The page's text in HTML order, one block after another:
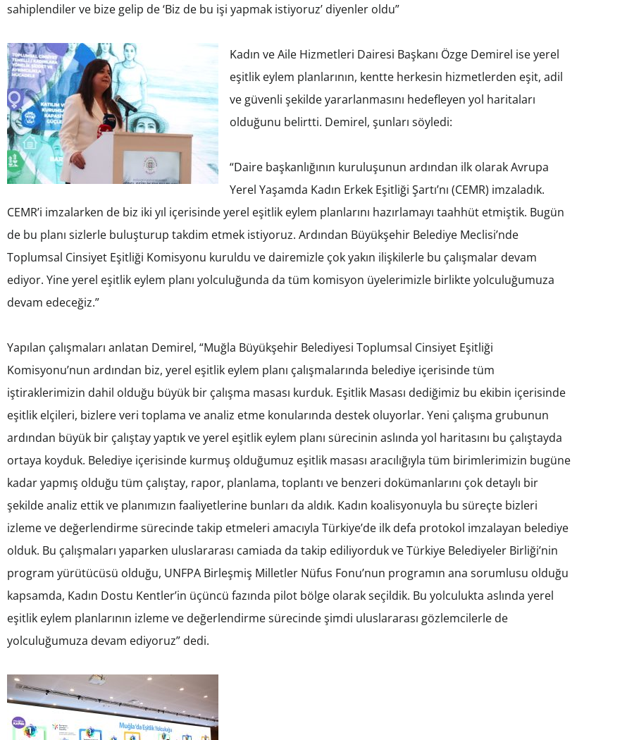
sahiplendiler ve bize gelip de ‘Biz de bu işi yapmak istiyoruz’ diyenler oldu”
Kadın ve Aile Hizmetleri Dairesi Başkanı Özge Demirel ise yerel
eşitlik eylem planlarının, kentte herkesin hizmetlerden eşit, adil
ve güvenli şekilde yararlanmasını hedefleyen yol haritaları
olduğunu belirtti. Demirel, şunları söyledi:
“Daire başkanlığının kuruluşunun ardından ilk olarak Avrupa
Yerel Yaşamda Kadın Erkek Eşitliği Şartı’nı (CEMR) imzaladık.
CEMR’i imzalarken de biz iki yıl içerisinde yerel eşitlik eylem planlarını hazırlamayı taahhüt etmiştik. Bugün
de bu planı sizlerle buluşturup takdim etmek istiyoruz. Ardından Büyükşehir Belediye Meclisi’nde
Toplumsal Cinsiyet Eşitliği Komisyonu kuruldu ve dairemizle çok yakın ilişkilerle bu çalışmalar devam
ediyor. Yine yerel eşitlik eylem planı yolculuğunda da tüm komisyon üyelerimizle birlikte yolculuğumuza
devam edeceğiz.”
Yapılan çalışmaları anlatan Demirel, “Muğla Büyükşehir Belediyesi Toplumsal Cinsiyet Eşitliği
Komisyonu’nun ardından biz, yerel eşitlik eylem planı çalışmalarında belediye içerisinde tüm
iştiraklerimizin dahil olduğu büyük bir çalışma masası kurduk. Eşitlik Masası dediğimiz bu ekibin içerisinde
eşitlik elçileri, bizlere veri toplama ve analiz etme konularında destek oluyorlar. Yeni çalışma grubunun
ardından büyük bir çalıştay yaptık ve yerel eşitlik eylem planı sürecinin aslında yol haritasını bu çalıştayda
ortaya koyduk. Belediye içerisinde kurmuş olduğumuz eşitlik masası aracılığıyla tüm birimlerimizin bugüne
kadar yapmış olduğu tüm çalıştay, rapor, planlama, toplantı ve benzeri dokümanlarını çok detaylı bir
şekilde analiz ettik ve planımızın faaliyetlerine bunları da aldık. Kadın koalisyonuyla bu süreçte bizleri
izleme ve değerlendirme sürecinde takip etmeleri amacıyla Türkiye’de ilk defa protokol imzalayan belediye
olduk. Bu çalışmaları yaparken uluslararası camiada da takip ediliyorduk ve Türkiye Belediyeler Birliği’nin
program yürütücüsü olduğu, UNFPA Birleşmiş Milletler Nüfus Fonu’nun programın ana sorumlusu olduğu
kapsamda, Kadın Dostu Kentler’in üçüncü fazında pilot bölge olarak seçildik. Bu yolculukta aslında yerel
eşitlik eylem planlarının izleme ve değerlendirme sürecinde şimdi uluslararası gözlemcilerle de
yolculuğumuza devam ediyoruz” dedi.